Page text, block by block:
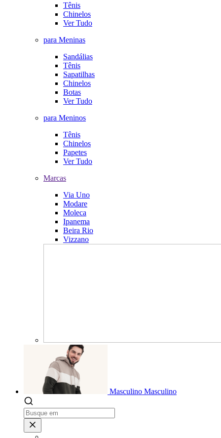
Tênis
Chinelos
Ver Tudo
para Meninas
Sandálias
Tênis
Sapatilhas
Chinelos
Botas
Ver Tudo
para Meninos
Tênis
Chinelos
Papetes
Ver Tudo
Marcas
Via Uno
Modare
Moleca
Ipanema
Beira Rio
Vizzano
Masculino Masculino